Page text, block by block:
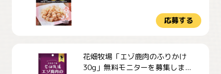
応募する
花畑牧場「エゾ鹿肉のふりかけ
30g」無料モニターを募集しま...